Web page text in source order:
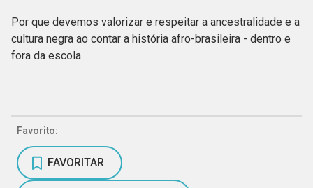
Por que devemos valorizar e respeitar a ancestralidade e a
cultura negra ao contar a história afro-brasileira - dentro e
fora da escola.
Favorito:
FAVORITAR